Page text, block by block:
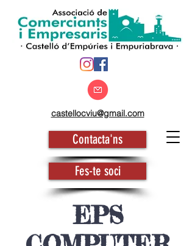
castellocviu@gmail.com
Contacta'ns
Fes-te soci
EPS